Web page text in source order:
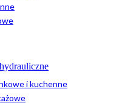
i kuchenne